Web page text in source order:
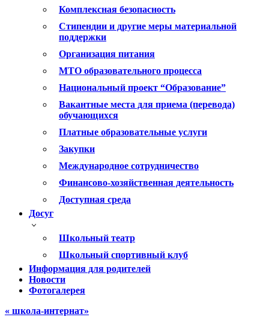
Комплексная безопасность
Стипендии и другие меры материальной
поддержки
Организация питания
МТО образовательного процесса
Национальный проект “Образование”
Вакантные места для приема (перевода)
обучающихся
Платные образовательные услуги
Закупки
Международное сотрудничество
Финансово-хозяйственная деятельность
Доступная среда
Досуг
Школьный театр
Школьный спортивный клуб
Информация для родителей
Новости
Фотогалерея
« школа-интернат»